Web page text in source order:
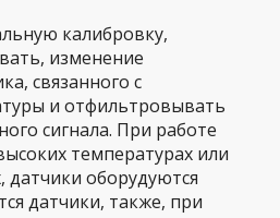
калибровку,
изменение
связанного с
и отфильтровывать
сигнала. При работе
температурах или
датчики оборудуются
датчики, также, при